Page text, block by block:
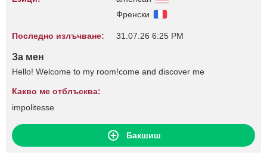
Френски
Последно излъчване: 31.07.26 6:25 PM
За мен
Hello! Welcome to my room!come and discover me
Какво ме отблъсква:
impolitesse
Бакшиш